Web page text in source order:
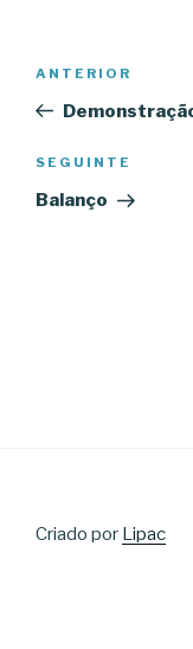
artigos
Conteúdo
anterior
ANTERIOR
Conteúdo
seguinte
SEGUINTE
Balanço
Criado por Lipac